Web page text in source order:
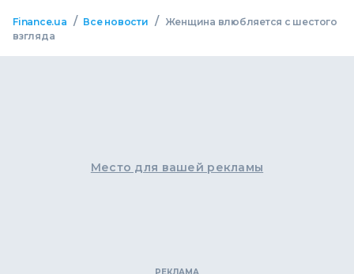
Finance.ua / Все новости /
Женщина влюбляется с шестого
взгляда
Место для вашей рекламы